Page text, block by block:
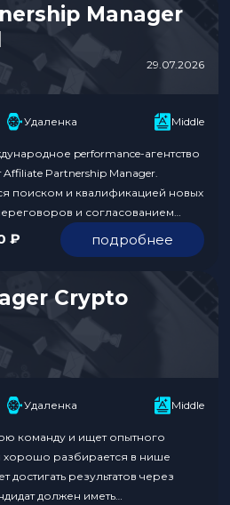
Manager
29.07.2026
Удаленка Middle
performance-агентство
Partnership Manager.
поиском и квалификацией новых
и согласованием
к аккаунту казино и
необходимо будет оперативно
и анализировать метрики.
от 50 000 до 300 000 ₽.
к…
₽ подробнее
Crypto
Удаленка Middle
команду и ищет опытного
хорошо разбирается в нише
достигать результатов через
должен иметь